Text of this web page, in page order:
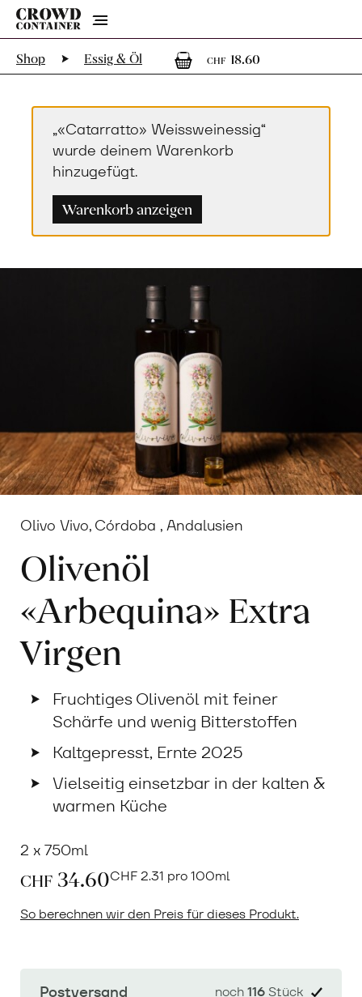
Menu
Shop Essig & Öl
CHF 18.601 Artikel im
„«Catarratto» Weissweinessig“
wurde deinem Warenkorb
hinzugefügt.
Warenkorb anzeigen
Olivo Vivo, Córdoba , Andalusien
Olivenöl
«Arbequina» Extra
Virgen
Fruchtiges Olivenöl mit feiner
Schärfe und wenig Bitterstoffen
Kaltgepresst, Ernte 2025
Vielseitig einsetzbar in der kalten &
warmen Küche
2 x 750ml
CHF 34.60CHF2.31 pro 100ml
So berechnen wir den Preis für dieses Produkt.
Postversand noch116Stück